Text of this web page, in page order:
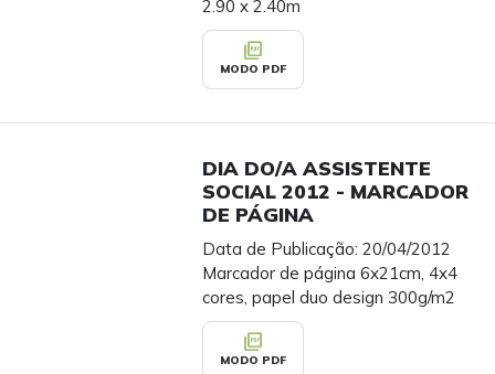
2.90 x 2.40m
picture_as_pdf
MODO PDF
DIA DO/A ASSISTENTE
SOCIAL 2012 - MARCADOR
DE PÁGINA
Data de Publicação: 20/04/2012
Marcador de página 6x21cm, 4x4
cores, papel duo design 300g/m2
picture_as_pdf
MODO PDF